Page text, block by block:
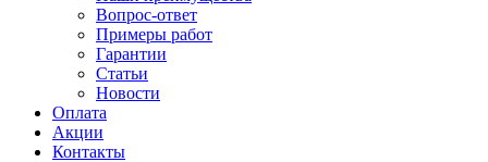
Вопрос-ответ
Примеры работ
Гарантии
Статьи
Новости
Оплата
Акции
Контакты